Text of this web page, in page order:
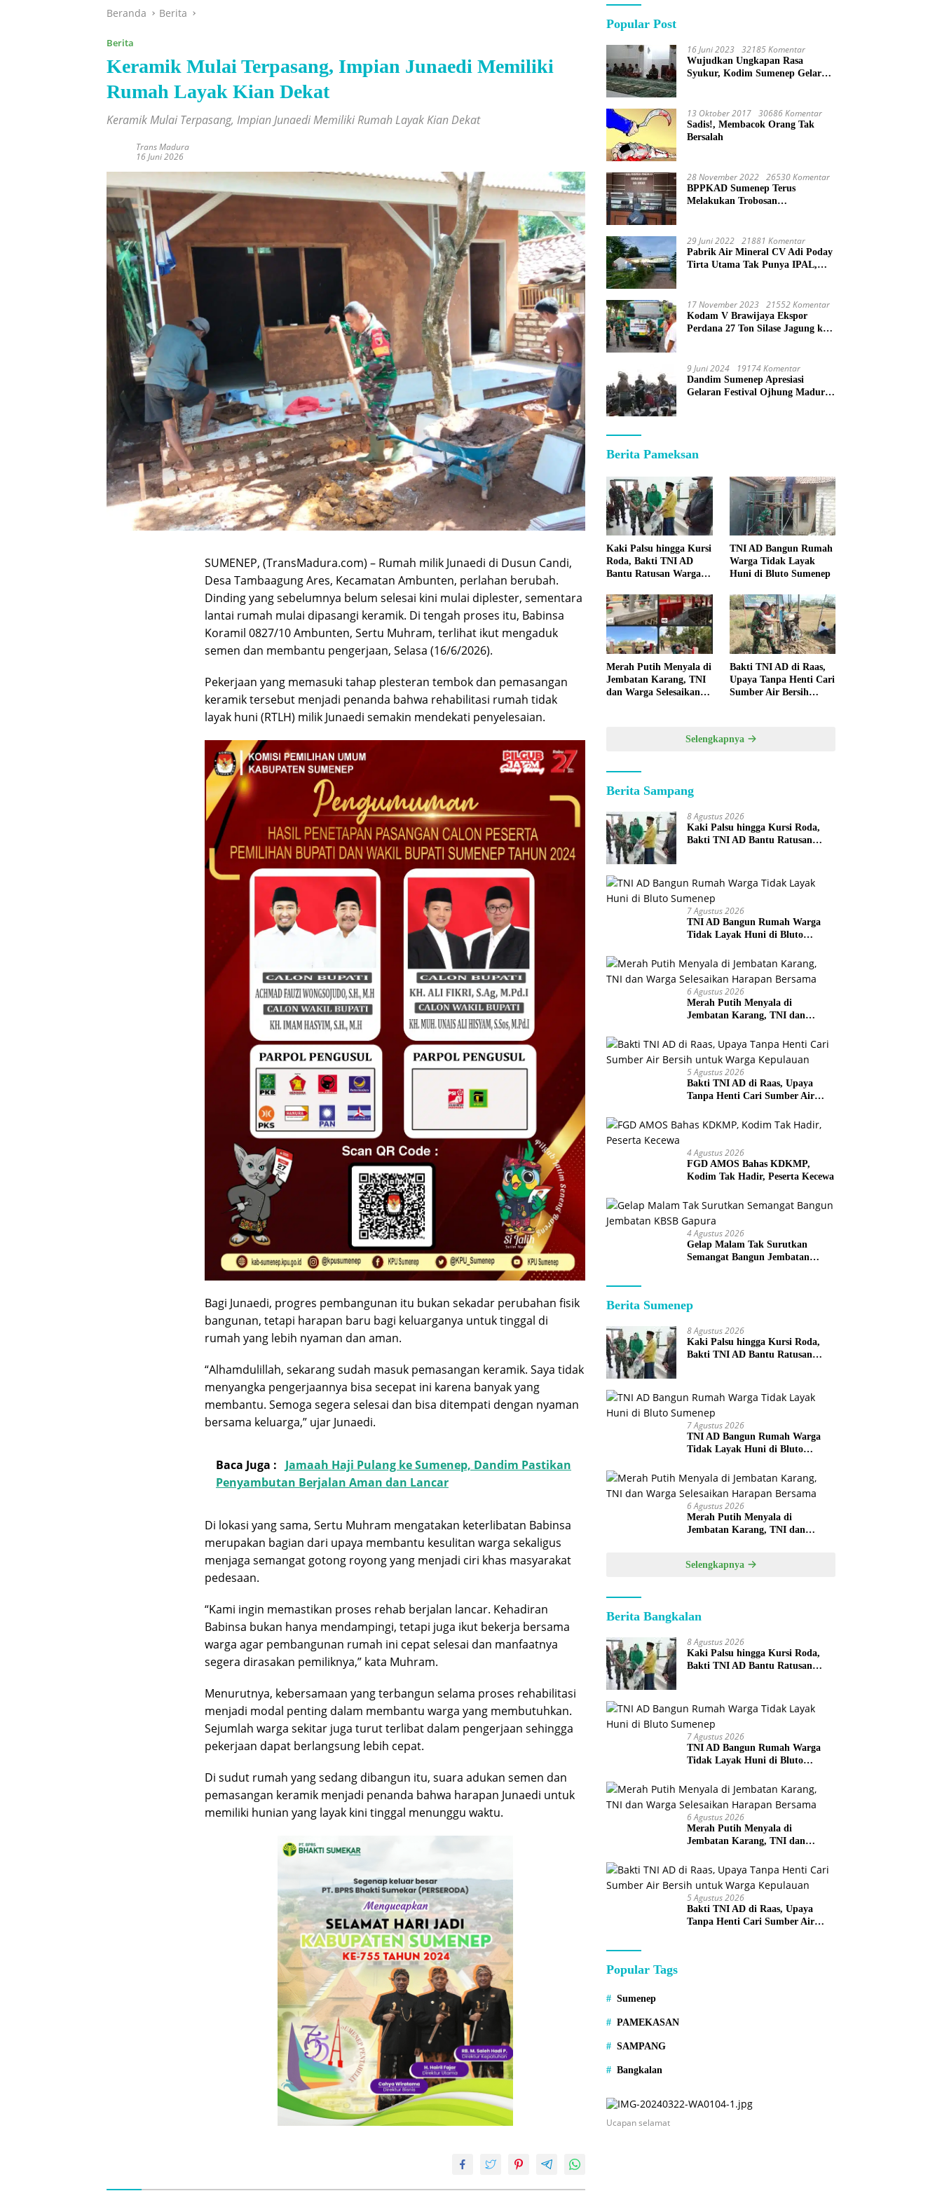
Beranda Berita
Berita
Keramik Mulai Terpasang, Impian Junaedi Memiliki
Rumah Layak Kian Dekat
Keramik Mulai Terpasang, Impian Junaedi Memiliki Rumah Layak Kian Dekat
Trans Madura
16 Juni 2026
SUMENEP, (TransMadura.com) – Rumah milik Junaedi di Dusun Candi,
Desa Tambaagung Ares, Kecamatan Ambunten, perlahan berubah.
Dinding yang sebelumnya belum selesai kini mulai diplester, sementara
lantai rumah mulai dipasangi keramik. Di tengah proses itu, Babinsa
Koramil 0827/10 Ambunten, Sertu Muhram, terlihat ikut mengaduk
semen dan membantu pengerjaan, Selasa (16/6/2026).
Pekerjaan yang memasuki tahap plesteran tembok dan pemasangan
keramik tersebut menjadi penanda bahwa rehabilitasi rumah tidak
layak huni (RTLH) milik Junaedi semakin mendekati penyelesaian.
Bagi Junaedi, progres pembangunan itu bukan sekadar perubahan fisik
bangunan, tetapi harapan baru bagi keluarganya untuk tinggal di
rumah yang lebih nyaman dan aman.
“Alhamdulillah, sekarang sudah masuk pemasangan keramik. Saya tidak
menyangka pengerjaannya bisa secepat ini karena banyak yang
membantu. Semoga segera selesai dan bisa ditempati dengan nyaman
bersama keluarga,” ujar Junaedi.
Baca Juga :
Jamaah Haji Pulang ke Sumenep, Dandim Pastikan
Penyambutan Berjalan Aman dan Lancar
Di lokasi yang sama, Sertu Muhram mengatakan keterlibatan Babinsa
merupakan bagian dari upaya membantu kesulitan warga sekaligus
menjaga semangat gotong royong yang menjadi ciri khas masyarakat
pedesaan.
“Kami ingin memastikan proses rehab berjalan lancar. Kehadiran
Babinsa bukan hanya mendampingi, tetapi juga ikut bekerja bersama
warga agar pembangunan rumah ini cepat selesai dan manfaatnya
segera dirasakan pemiliknya,” kata Muhram.
Menurutnya, kebersamaan yang terbangun selama proses rehabilitasi
menjadi modal penting dalam membantu warga yang membutuhkan.
Sejumlah warga sekitar juga turut terlibat dalam pengerjaan sehingga
pekerjaan dapat berlangsung lebih cepat.
Di sudut rumah yang sedang dibangun itu, suara adukan semen dan
pemasangan keramik menjadi penanda bahwa harapan Junaedi untuk
memiliki hunian yang layak kini tinggal menunggu waktu.
Popular Post
16 Juni 2023 32185 Komentar
Wujudkan Ungkapan Rasa
Syukur, Kodim Sumenep Gelar
13 Oktober 2017 30686 Komentar
Sadis!, Membacok Orang Tak
Bersalah
28 November 2022 26530 Komentar
BPPKAD Sumenep Terus
Melakukan Trobosan
29 Juni 2022 21881 Komentar
Pabrik Air Mineral CV Adi Poday
Tirta Utama Tak Punya IPAL,
17 November 2023 21552 Komentar
Kodam V Brawijaya Ekspor
Perdana 27 Ton Silase Jagung ke
9 Juni 2024 19174 Komentar
Dandim Sumenep Apresiasi
Gelaran Festival Ojhung Madura
Berita Pameksan
Kaki Palsu hingga Kursi
Roda, Bakti TNI AD
Bantu Ratusan Warga
TNI AD Bangun Rumah
Warga Tidak Layak
Huni di Bluto Sumenep
Merah Putih Menyala di
Jembatan Karang, TNI
dan Warga Selesaikan
Bakti TNI AD di Raas,
Upaya Tanpa Henti Cari
Sumber Air Bersih
Selengkapnya
Berita Sampang
8 Agustus 2026
Kaki Palsu hingga Kursi Roda,
Bakti TNI AD Bantu Ratusan
7 Agustus 2026
TNI AD Bangun Rumah Warga
Tidak Layak Huni di Bluto
6 Agustus 2026
Merah Putih Menyala di
Jembatan Karang, TNI dan
Bersama
5 Agustus 2026
Bakti TNI AD di Raas, Upaya
Tanpa Henti Cari Sumber Air
4 Agustus 2026
FGD AMOS Bahas KDKMP,
Kodim Tak Hadir, Peserta Kecewa
4 Agustus 2026
Gelap Malam Tak Surutkan
Semangat Bangun Jembatan
Berita Sumenep
8 Agustus 2026
Kaki Palsu hingga Kursi Roda,
Bakti TNI AD Bantu Ratusan
7 Agustus 2026
TNI AD Bangun Rumah Warga
Tidak Layak Huni di Bluto
6 Agustus 2026
Merah Putih Menyala di
Jembatan Karang, TNI dan
Selengkapnya
Berita Bangkalan
8 Agustus 2026
Kaki Palsu hingga Kursi Roda,
Bakti TNI AD Bantu Ratusan
7 Agustus 2026
TNI AD Bangun Rumah Warga
Tidak Layak Huni di Bluto
6 Agustus 2026
Merah Putih Menyala di
Jembatan Karang, TNI dan
Bersama
5 Agustus 2026
Bakti TNI AD di Raas, Upaya
Tanpa Henti Cari Sumber Air
Popular Tags
Sumenep
PAMEKASAN
SAMPANG
Bangkalan
Ucapan selamat